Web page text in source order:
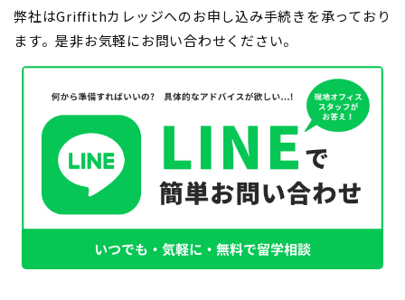
弊社はGriffithカレッジへのお申し込み手続きを承っており
ます。是非お気軽にお問い合わせください。